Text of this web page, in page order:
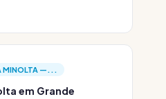
MINOLTA —...
em Grande